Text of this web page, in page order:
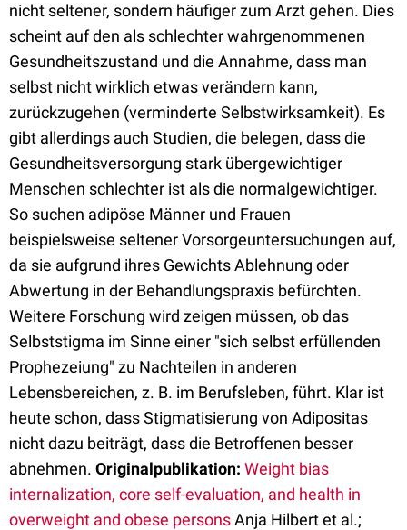
nicht seltener, sondern häufiger zum Arzt gehen. Dies
scheint auf den als schlechter wahrgenommenen
Gesundheitszustand und die Annahme, dass man
selbst nicht wirklich etwas verändern kann,
zurückzugehen (verminderte Selbstwirksamkeit). Es
gibt allerdings auch Studien, die belegen, dass die
Gesundheitsversorgung stark übergewichtiger
Menschen schlechter ist als die normalgewichtiger.
So suchen adipöse Männer und Frauen
beispielsweise seltener Vorsorgeuntersuchungen auf,
da sie aufgrund ihres Gewichts Ablehnung oder
Abwertung in der Behandlungspraxis befürchten.
Weitere Forschung wird zeigen müssen, ob das
Selbststigma im Sinne einer "sich selbst erfüllenden
Prophezeiung" zu Nachteilen in anderen
Lebensbereichen, z. B. im Berufsleben, führt. Klar ist
heute schon, dass Stigmatisierung von Adipositas
nicht dazu beiträgt, dass die Betroffenen besser
abnehmen. Originalpublikation: Weight bias
internalization, core self-evaluation, and health in
overweight and obese personsAnja Hilbert et al.;